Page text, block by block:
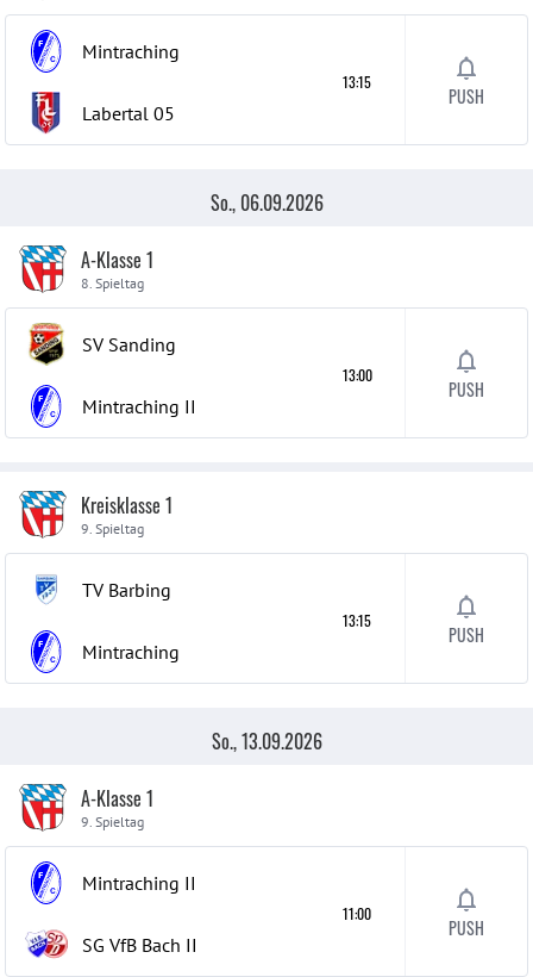
Mintraching
Labertal 05
13:15
PUSH
So., 06.09.2026
A-Klasse 1
8. Spieltag
SV Sanding
Mintraching II
13:00
PUSH
Kreisklasse 1
9. Spieltag
TV Barbing
Mintraching
13:15
PUSH
So., 13.09.2026
A-Klasse 1
9. Spieltag
Mintraching II
SG VfB Bach II
11:00
PUSH